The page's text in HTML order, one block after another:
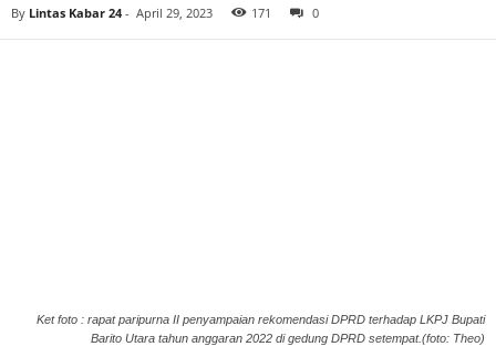
By Lintas Kabar 24- April 29, 2023 171 0
Ket foto : rapat paripurna II penyampaian rekomendasi DPRD terhadap LKPJ Bupati
Barito Utara tahun anggaran 2022 di gedung DPRD setempat.(foto: Theo)